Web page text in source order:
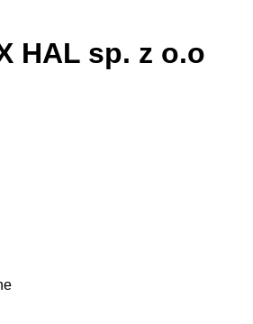
HAL sp. z o.o